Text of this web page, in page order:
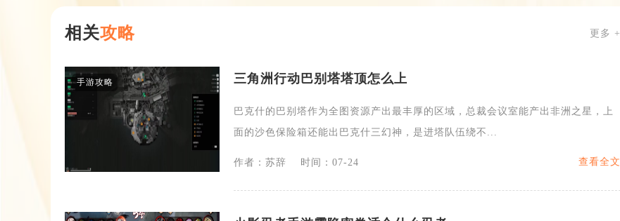
相关攻略 更多 +
手游攻略 三角洲行动巴别塔塔顶怎么上
巴克什的巴别塔作为全图资源产出最丰厚的区域，总裁会议室能产出非洲之星，上
面的沙色保险箱还能出巴克什三幻神，是进塔队伍绕不...
作者：苏辞 时间：07-24 查看全文